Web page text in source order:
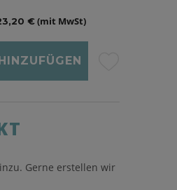
€(mit MwSt)
Gerne erstellen wir